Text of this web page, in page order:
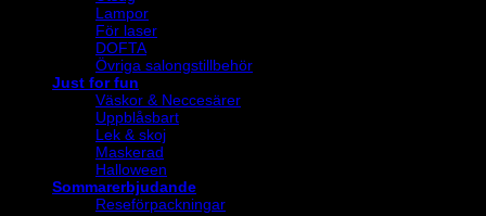
Lampor
För laser
DOFTA
Övriga salongstillbehör
Just for fun
Väskor & Neccesärer
Uppblåsbart
Lek & skoj
Maskerad
Halloween
Sommarerbjudande
Reseförpackningar